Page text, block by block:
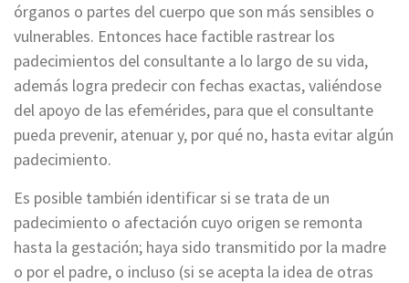
órganos o partes del cuerpo que son más sensibles o
vulnerables. Entonces hace factible rastrear los
padecimientos del consultante a lo largo de su vida,
además logra predecir con fechas exactas, valiéndose
del apoyo de las efemérides, para que el consultante
pueda prevenir, atenuar y, por qué no, hasta evitar algún
padecimiento.
Es posible también identificar si se trata de un
padecimiento o afectación cuyo origen se remonta
hasta la gestación; haya sido transmitido por la madre
o por el padre, o incluso (si se acepta la idea de otras